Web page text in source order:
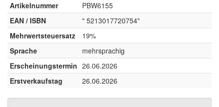
Artikelnummer
PBW6155
EAN / ISBN
" 5213017720754"
Mehrwertsteuersatz
19%
Sprache
mehrsprachig
Erscheinungstermin 26.06.2026
Erstverkaufstag
26.06.2026